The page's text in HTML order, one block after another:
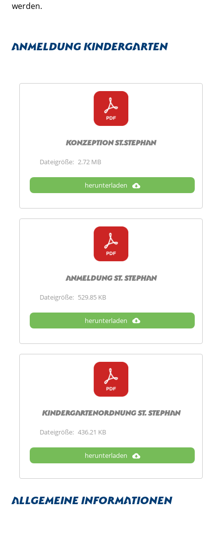
werden.
Anmeldung Kindergarten
Konzeption St.Stephan
Dateigröße: 2.72 MB
herunterladen
Anmeldung St. Stephan
Dateigröße: 529.85 KB
herunterladen
Kindergartenordnung St. Stephan
Dateigröße: 436.21 KB
herunterladen
Allgemeine Informationen